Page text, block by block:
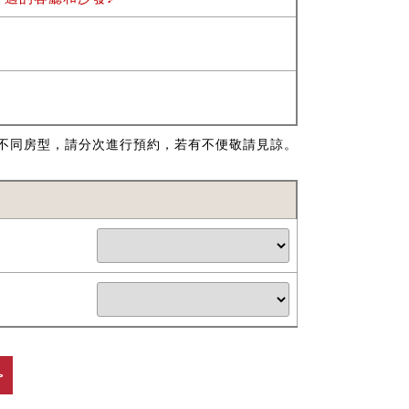
同房型，請分次進行預約，若有不便敬請見諒。